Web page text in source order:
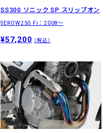
SS300 ソニック SP スリップオン
SEROW250 Fi：2008〜
¥57,200 （税込）